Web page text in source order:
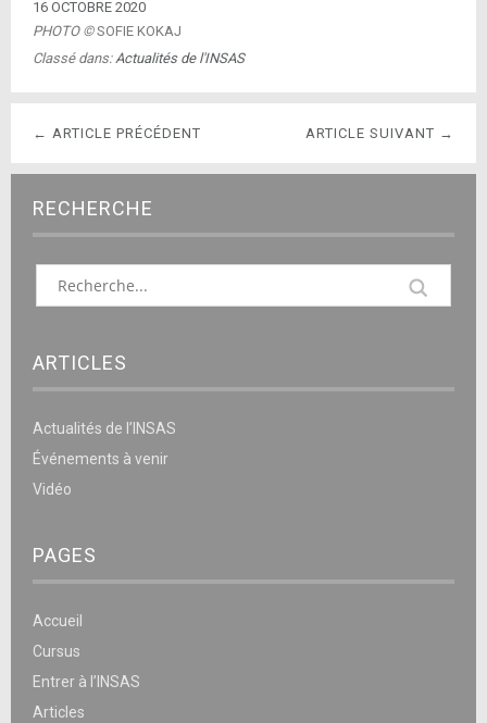
16 OCTOBRE 2020
PHOTO ©SOFIE KOKAJ
Classé dans:Actualités de l'INSAS
ARTICLE SUIVANT →
← ARTICLE PRÉCÉDENT
RECHERCHE
ARTICLES
Actualités de l’INSAS
Événements à venir
Vidéo
PAGES
Accueil
Cursus
Entrer à l’INSAS
Articles